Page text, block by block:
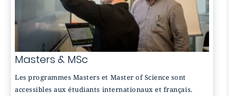
Masters & MSc
Les programmes Masters et Master of Science sont
accessibles aux étudiants internationaux et français.